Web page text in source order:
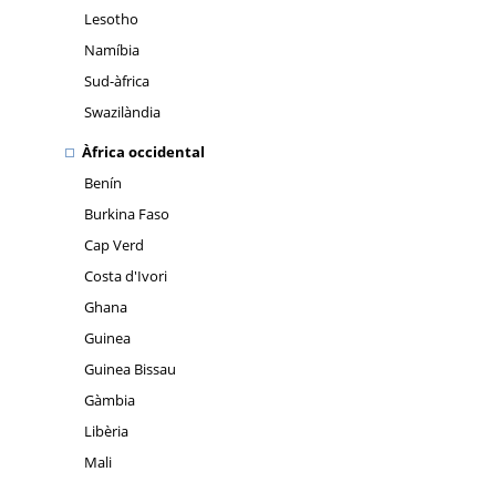
Lesotho
Namíbia
Sud-àfrica
Swazilàndia
Àfrica occidental
Benín
Burkina Faso
Cap Verd
Costa d'Ivori
Ghana
Guinea
Guinea Bissau
Gàmbia
Libèria
Mali